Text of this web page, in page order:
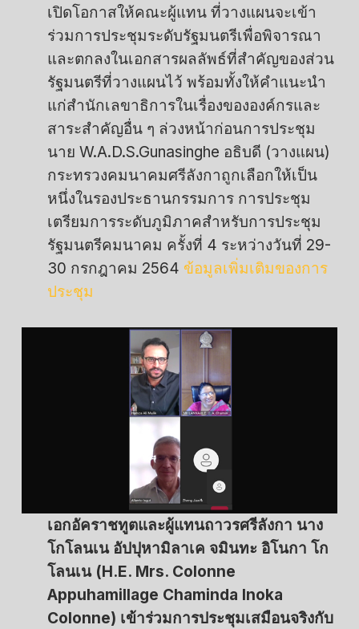
เปิดโอกาสให้คณะผู้แทน ที่วางแผนจะเข้า
ร่วมการประชุมระดับรัฐมนตรีเพื่อพิจารณา
และตกลงในเอกสารผลลัพธ์ที่สำคัญของส่วน
รัฐมนตรีที่วางแผนไว้ พร้อมทั้งให้คำแนะนำ
แก่สำนักเลขาธิการในเรื่องขององค์กรและ
สาระสำคัญอื่น ๆ ล่วงหน้าก่อนการประชุม
นาย W.A.D.S.Gunasinghe อธิบดี (วางแผน)
กระทรวงคมนาคมศรีลังกาถูกเลือกให้เป็น
หนึ่งในรองประธานกรรมการ การประชุม
เตรียมการระดับภูมิภาคสำหรับการประชุม
รัฐมนตรีคมนาคม ครั้งที่ 4 ระหว่างวันที่ 29-
30 กรกฎาคม 2564 ข้อมูลเพิ่มเติมของการ
ประชุม
เอกอัคราชทูตและผู้แทนถาวรศรีลังกา นาง
โกโลนเน อัปปุหามิลาเค จมินทะ อิโนกา โก
โลนเน (H.E. Mrs. Colonne
Appuhamillage Chaminda Inoka
Colonne) เข้าร่วมการประชุมเสมือนจริงกับ